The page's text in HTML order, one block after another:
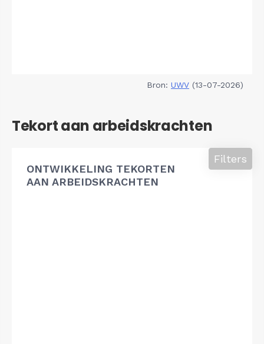
Bron: UWV (13-07-2026)
Tekort aan arbeidskrachten
ONTWIKKELING TEKORTEN
AAN ARBEIDSKRACHTEN
Filters